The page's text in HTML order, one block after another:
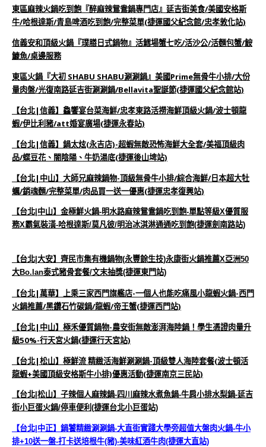
東區麻辣火鍋吃到飽『醉麻辣鴛鴦鍋專門店』延吉街美食/美國安格斯
牛/哈根達斯/青島啤酒吃到飽/完整菜單(捷運國父紀念館/忠孝敦化站)
信義安和頂級火鍋『璞膳日式鍋物』活鱈場蟹七吃/活沙公/活麵包蟹/鮟
鱇魚/桌邊服務
東區火鍋『大初 SHABU SHABU涮涮鍋』美國Prime無骨牛小排/大份
量肉盤/光復南路延吉街涮涮鍋/Bellavita聖誕節(捷運國父紀念館站)
【台北|信義】鱻饗宴台菜海鮮/忠孝東路活撈海鮮頂級火鍋/波士頓龍
蝦/伊比利豬/att婚宴廣場(捷運永春站)
【台北|信義】鍋太炫(永吉店)-超蝦無敵恐怖海鮮大全套/美福頂級肉
品/蝶豆花、闇陰陽、牛奶湯底(捷運後山埤站)
【台北|中山】大師兄麻辣鍋物-頂級無骨牛小排/綜合海鮮/日本超大牡
蠣/銷魂麵/完整菜單/肉品買一送一優惠(捷運忠孝復興站)
【台北|中山】金極鮮火鍋-明水路麻辣鴛鴦鍋吃到飽-單點等級X優質服
務X霸氣裝潢-哈根達斯/莫凡彼/明治冰淇淋通通吃到飽(捷運劍南路站)
【台北|大安】齊民市集有機鍋物(永豐餘生技)永康街火鍋推薦X亞洲50
大Bo.lan泰式豬骨套餐/文末抽獎(捷運東門站)
【台北|萬華】上乘三家西門旗艦店-一個人也能吃痛風小龍蝦火鍋-西門
火鍋推薦/黑鑽石竹碳鍋/龍蝦/帝王蟹(捷運西門站)
【台北|中山】極禾優質鍋物-農安街無敵澎湃海陸鍋！學生憑證肉量升
級50%-行天宮火鍋(捷運行天宮站)
【台北|松山】極鮮流 精緻活海鮮涮涮鍋-頂級雙人海陸套餐(波士頓活
龍蝦+美國頂級安格斯牛小排)優惠活動(捷運南京三民站)
【台北|松山】子辣個人麻辣鍋-四川麻辣水煮魚鍋-牛肩小排水梨鍋-延吉
街小巨蛋火鍋/停車便利(捷運台北小巨蛋站)
【台北|中正】鍋饕精緻涮涮鍋-大直街實踐大學旁超值大盤肉火鍋-牛小
排+10送一盤-打卡送培根牛(豬)-美味紅酒牛肉(捷運大直站)